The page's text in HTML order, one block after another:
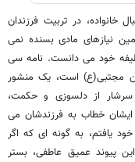
خانواده، در تربیت فرزندان
نیازهای مادی بسنده نمی
خود می دانست. نامه سی
مجتبی(ع) است، یک منشور
سرشار از دلسوزی و حکمت،
خطاب به فرزندشان می
یافتم، به گونه ای که اگر
پیوند عمیق عاطفی، بستر